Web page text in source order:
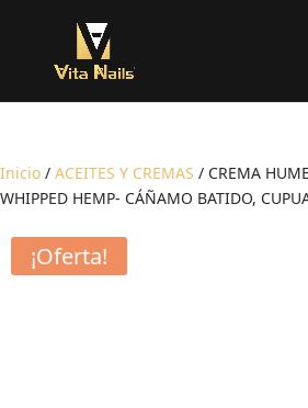
Inicio / ACEITES Y CREMAS / CREMA
WHIPPED HEMP- CÁÑAMO BATIDO,
¡Oferta!